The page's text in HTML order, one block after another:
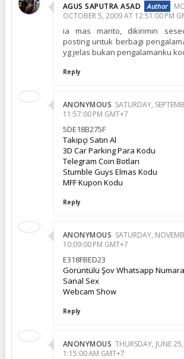
AGUS SAPUTRA ASAD
OCTOBER 5, 2009 AT 12:51:00 PM
ia mas manto, dikirimin
posting untuk berbagi
yg jelas bukan pengalamanku
Reply
ANONYMOUS SATURDAY,
11:57:00 PM GMT+7
5DE18B275F
Takipçi Satın Al
3D Car Parking Para Kodu
Telegram Coin Botları
Stumble Guys Elmas Kodu
MFF Kupon Kodu
Reply
ANONYMOUS SATURDAY,
10:09:00 PM GMT+7
E318FBED23
Görüntülü Şov Whatsapp
Sanal Sex
Webcam Show
Reply
ANONYMOUS THURSDAY, JUNE
1:15:00 AM GMT+7